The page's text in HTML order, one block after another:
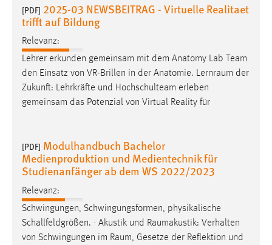
[PDF] 2025-03 NEWSBEITRAG - Virtuelle Realitaet
trifft auf Bildung
Relevanz:
Lehrer erkunden gemeinsam mit dem Anatomy Lab Team
den Einsatz von VR-Brillen in der Anatomie. Lernraum der
Zukunft: Lehrkräfte und Hochschulteam erleben
gemeinsam das Potenzial von Virtual Reality für
[PDF] Modulhandbuch Bachelor
Medienproduktion und Medientechnik für
Studienanfänger ab dem WS 2022/2023
Relevanz:
Schwingungen, Schwingungsformen, physikalische
Schallfeldgrößen. · Akustik und Raumakustik: Verhalten
von Schwingungen im Raum, Gesetze der Reflektion und